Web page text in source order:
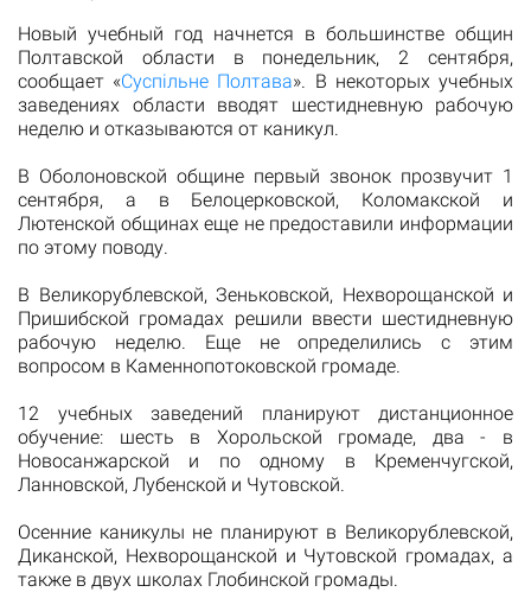
Новый учебный год начнется в большинстве общин
Полтавской области в понедельник, 2 сентября,
сообщает «Суспільне Полтава». В некоторых учебных
заведениях области вводят шестидневную рабочую
неделю и отказываются от каникул.
В Оболоновской общине первый звонок прозвучит 1
сентября, а в Белоцерковской, Коломакской и
Лютенской общинах еще не предоставили информации
по этому поводу.
В Великорублевской, Зеньковской, Нехворощанской и
Пришибской громадах решили ввести шестидневную
рабочую неделю. Еще не определились с этим
вопросом в Каменнопотоковской громаде.
12 учебных заведений планируют дистанционное
обучение: шесть в Хорольской громаде, два - в
Новосанжарской и по одному в Кременчугской,
Ланновской, Лубенской и Чутовской.
Осенние каникулы не планируют в Великорублевской,
Диканской, Нехворощанской и Чутовской громадах, а
также в двух школах Глобинской громады.